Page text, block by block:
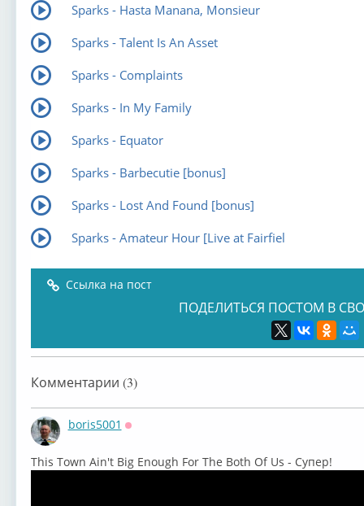
Sparks - Hasta Manana, Monsieur
Sparks - Talent Is An Asset
Sparks - Complaints
Sparks - In My Family
Sparks - Equator
Sparks - Barbecutie [bonus]
Sparks - Lost And Found [bonus]
Sparks - Amateur Hour [Live at Fairfiel
Ссылка на пост
ПОДЕЛИТЬСЯ ПОСТОМ В
Комментарии (3)
boris5001
⁣This Town Ain't Big Enough For The Both Of Us - Супер!